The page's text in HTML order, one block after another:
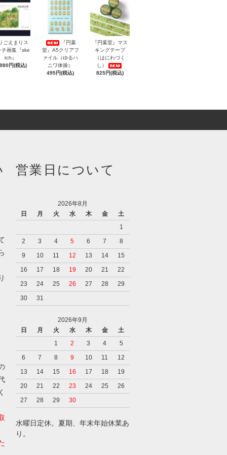
ごえまりス
チ画集『ske
tch』
円(税込)
『円葉
堂』A5クリアフ
ァイル（ゆるハ
ニワ体操）
495円(税込)
『円葉堂』マス
キングテープ
（はにわづく
し）
825円(税込)
営業日について
2026年8月
日
月 火 水 木 金
土
1
2
3 4 5 6 7
8
9
10 11 12 13 14
15
16
17 18 19 20 21
22
23
24 25 26 27 28
29
30
31
2026年9月
日
月 火 水 木 金
土
1
2 3 4
5
6
7 8 9 10 11
12
13
14 15 16 17 18
19
20
21 22 23 24 25
26
27
28 29 30
水曜日定休。夏期、年末年始休業あ
り。